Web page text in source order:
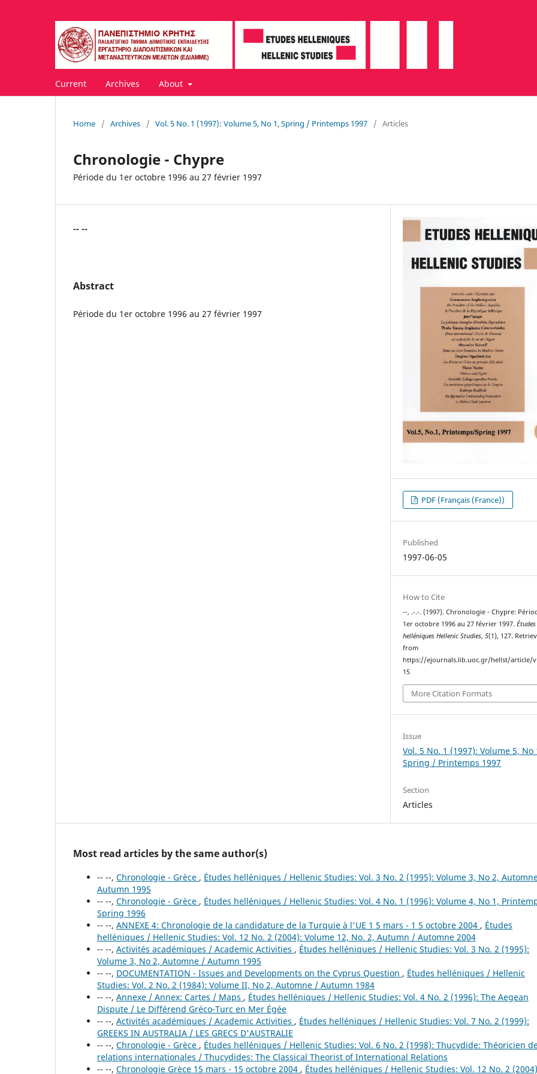
Current Archives About
Home / Archives / Vol. 5 No. 1 (1997): Volume 5, No 1, Spring / Printemps 1997 / Articles
Chronologie - Chypre
Période du 1er octobre 1996 au 27 février 1997
-- --
Abstract
Période du 1er octobre 1996 au 27 février 1997
PDF (Français (France))
Published
1997-06-05
How to Cite
--, .-.-. (1997). Chronologie - Chypre:
1er octobre 1996 au 27 février 1997.Études
helléniques Hellenic Studies,5(1), 127.
from
https://ejournals.lib.uoc.gr/hellst/article/
15
More Citation Formats
Issue
Vol. 5 No. 1 (1997): Volume 5, No
Spring / Printemps 1997
Section
Articles
Most read articles by the same author(s)
-- --, Chronologie - Grèce , Études helléniques / Hellenic Studies: Vol. 3 No. 2 (1995): Volume 3, No 2,
Autumn 1995
-- --, Chronologie - Grèce , Études helléniques / Hellenic Studies: Vol. 4 No. 1 (1996): Volume 4, No 1,
Spring 1996
-- --, ANNEXE 4: Chronologie de la candidature de la Turquie à l'UE 1 5 mars - 1 5 octobre 2004 , Études
helléniques / Hellenic Studies: Vol. 12 No. 2 (2004): Volume 12, No. 2, Autumn / Automne 2004
-- --, Activités académiques / Academic Activities , Études helléniques / Hellenic Studies: Vol. 3 No. 2 (1995):
Volume 3, No 2, Automne / Autumn 1995
-- --, DOCUMENTATION - Issues and Developments on the Cyprus Question , Études helléniques / Hellenic
Studies: Vol. 2 No. 2 (1984): Volume II, No 2, Automne / Autumn 1984
-- --, Annexe / Annex: Cartes / Maps , Études helléniques / Hellenic Studies: Vol. 4 No. 2 (1996): The Aegean
Dispute / Le Différend Gréco-Turc en Mer Égée
-- --, Activités académiques / Academic Activities , Études helléniques / Hellenic Studies: Vol. 7 No. 2 (1999):
GREEKS IN AUSTRALIA / LES GRECS D'AUSTRALIE
-- --, Chronologie - Grèce , Études helléniques / Hellenic Studies: Vol. 6 No. 2 (1998): Thucydide: Théoricien
relations internationales / Thucydides: The Classical Theorist of International Relations
-- --, Chronologie Grèce 15 mars - 15 octobre 2004 , Études helléniques / Hellenic Studies: Vol. 12 No. 2